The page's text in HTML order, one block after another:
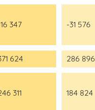
347 -31 576
624 286 896
311 184 824